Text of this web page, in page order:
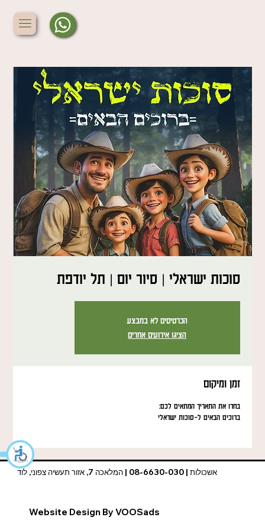
סוכות ישראלי | סיור יום | תל יודפת
הכרטיסים לא במבצע
הציגו אירועים אחרים
זמן ומיקום
בחרו את התאריך המתאים לכם:
ברוכים הבאים ל-סוכות ישראלי
אשכולות | 08-6630-030 | המלאכה 7, אזור תעשיה צפוני, לוד
Website Design By VOOSads